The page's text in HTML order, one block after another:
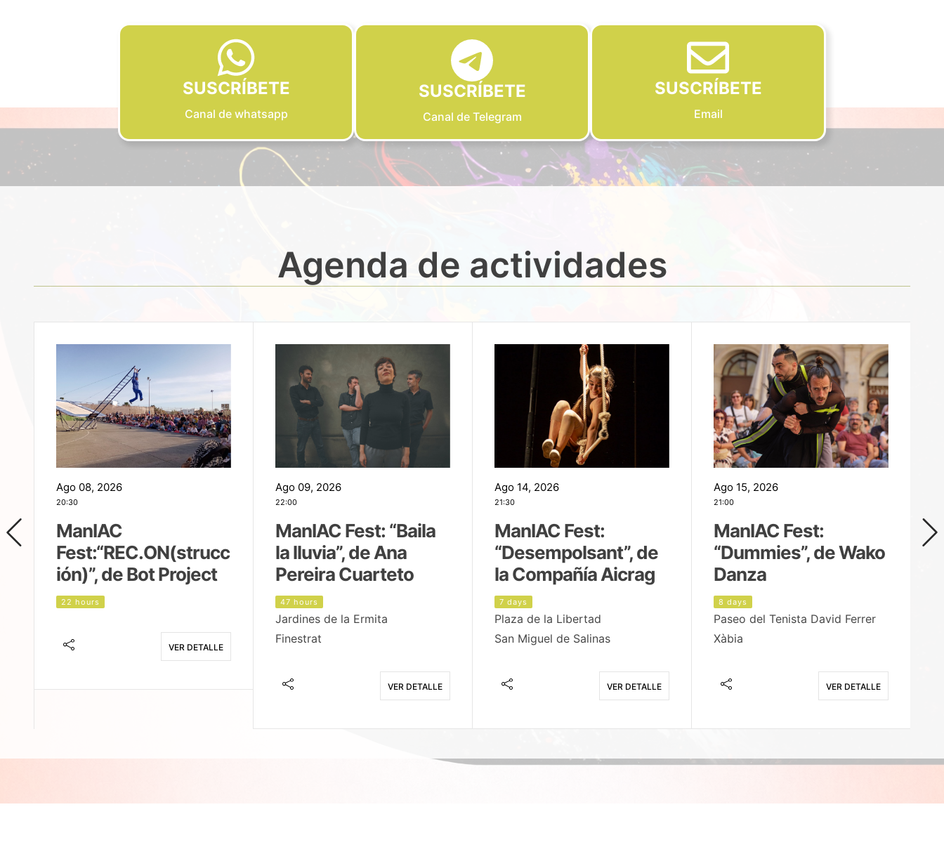
SUSCRÍBETE
Canal de whatsapp
SUSCRÍBETE
Canal de Telegram
SUSCRÍBETE
Email
Agenda de actividades
Ago 08, 2026
20:30
ManIAC
Fest:“REC.ON(strucc
ión)”, de Bot Project
22 hours
VER DETALLE
Ago 09, 2026
22:00
ManIAC Fest: “Baila
la lluvia”, de Ana
Pereira Cuarteto
47 hours
Jardines de la Ermita
Finestrat
VER DETALLE
Ago 14, 2026
21:30
ManIAC Fest:
“Desempolsant”, de
la Compañía Aicrag
7 days
Plaza de la Libertad
San Miguel de Salinas
VER DETALLE
Ago 15, 2026
21:00
ManIAC Fest:
“Dummies”, de Wako
Danza
8 days
Paseo del Tenista David Ferrer
Xàbia
VER DETALLE